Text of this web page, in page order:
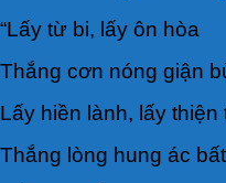
“Lấy từ bi, lấy ôn hòa
Thắng cơn nóng giận
Lấy hiền lành, lấy thiện
Thắng lòng hung ác